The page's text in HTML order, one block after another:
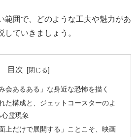
範囲で、どのような工夫や魅力があ
していきましょう。
目次
会あるある」な身近な恐怖を描く
た構成と、ジェットコースターのよ
霊現象
上だけで展開する」ことこそ、映画